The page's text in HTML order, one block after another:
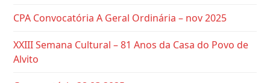
CPA Convocatória A Geral Ordinária – nov 2025
XXIII Semana Cultural – 81 Anos da Casa do Povo de
Alvito